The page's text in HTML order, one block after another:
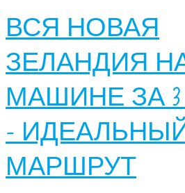
ВСЯ НОВАЯ
ЗЕЛАНДИЯ
МАШИНЕ ЗА
–
МАРШРУТ